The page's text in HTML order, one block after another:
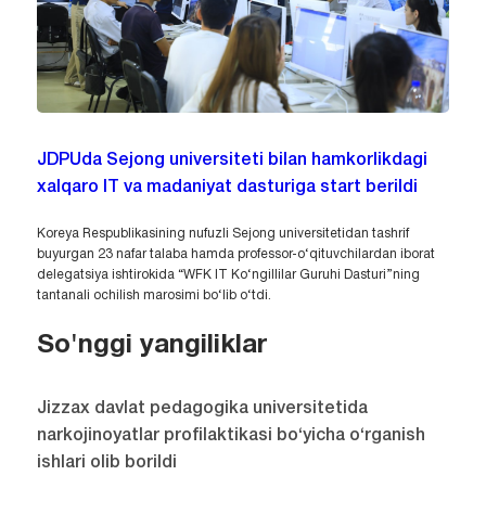
JDPUda Sejong universiteti bilan hamkorlikdagi
xalqaro IT va madaniyat dasturiga start berildi
Koreya Respublikasining nufuzli Sejong universitetidan tashrif
buyurgan 23 nafar talaba hamda professor-o‘qituvchilardan iborat
delegatsiya ishtirokida “WFK IT Ko‘ngillilar Guruhi Dasturi”ning
tantanali ochilish marosimi bo‘lib o‘tdi.
So'nggi yangiliklar
Jizzax davlat pedagogika universitetida
narkojinoyatlar profilaktikasi bo‘yicha o‘rganish
ishlari olib borildi